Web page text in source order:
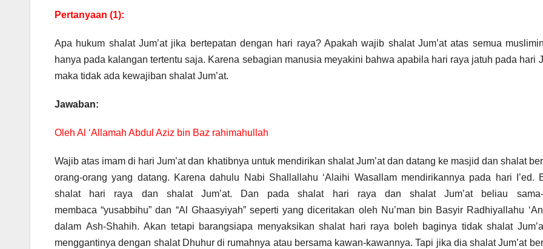
Pertanyaan (1):
Apa hukum shalat Jum’at jika bertepatan dengan hari raya? Apakah wajib shalat Jum’at atas semua
hanya pada kalangan tertentu saja. Karena sebagian manusia meyakini bahwa apabila hari raya jatuh pada hari
maka tidak ada kewajiban shalat Jum’at.
Jawaban:
Oleh Al ‘Allamah Abdul Aziz bin Baz rahimahullah
Wajib atas imam di hari Jum’at dan khatibnya untuk mendirikan shalat Jum’at dan datang ke masjid dan shalat
orang-orang yang datang. Karena dahulu Nabi Shallallahu ‘Alaihi Wasallam mendirikannya pada hari I’ed.
shalat hari raya dan shalat Jum’at. Dan pada shalat hari raya dan shalat Jum’at beliau sama-
membaca “yusabbihu” dan “Al Ghaasyiyah” seperti yang diceritakan oleh Nu’man bin Basyir Radhiyallahu
dalam Ash-Shahih. Akan tetapi barangsiapa menyaksikan shalat hari raya boleh baginya tidak shalat
menggantinya dengan shalat Dhuhur di rumahnya atau bersama kawan-kawannya. Tapi jika dia shalat Jum’at